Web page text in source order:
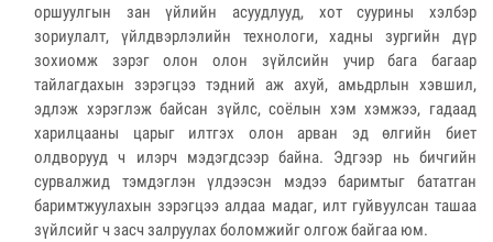
оршуулгын зан үйлийн асуудлууд, хот суурины хэлбэр
зориулалт, үйлдвэрлэлийн технологи, хадны зургийн дүр
зохиомж зэрэг олон олон зүйлсийн учир бага багаар
тайлагдахын зэрэгцээ тэдний аж ахуй, амьдрлын хэвшил,
эдлэж хэрэглэж байсан зүйлс, соёлын хэм хэмжээ, гадаад
харилцааны царыг илтгэх олон арван эд өлгийн биет
олдворууд ч илэрч мэдэгдсээр байна. Эдгээр нь бичгийн
сурвалжид тэмдэглэн үлдээсэн мэдээ баримтыг бататган
баримтжуулахын зэрэгцээ алдаа мадаг, илт гуйвуулсан ташаа
зүйлсийг ч засч залруулах боломжийг олгож байгаа юм.